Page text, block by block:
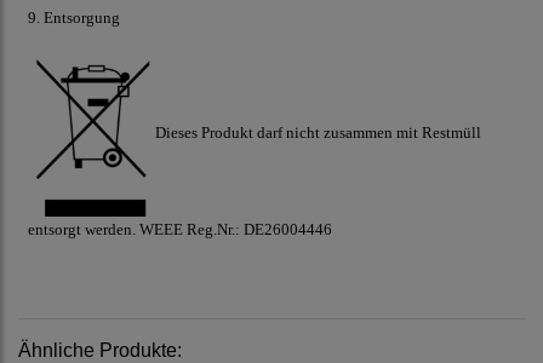
9. Entsorgung
Dieses Produkt darf nicht zusammen mit Restmüll
entsorgt werden. WEEE Reg.Nr.: DE26004446
Ähnliche Produkte: